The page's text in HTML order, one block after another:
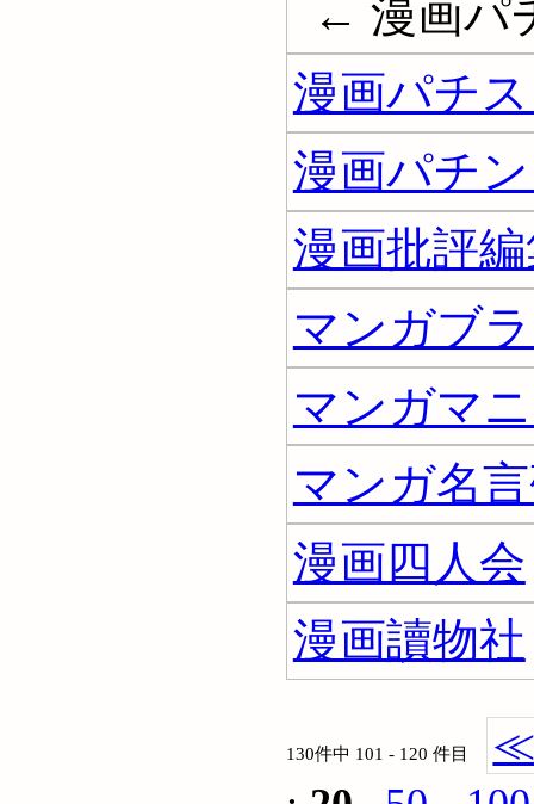
← 漫画パ
漫画パチ
漫画パチ
漫画批評
マンガブ
マンガマ
マンガ名
漫画四人会
漫画讀物社
130件中 101 - 120 件目